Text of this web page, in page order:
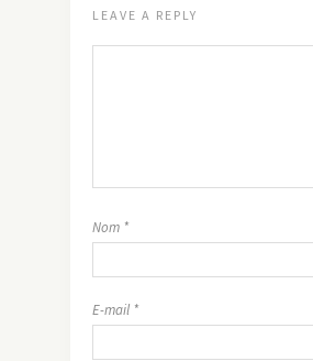
LEAVE A REPLY
Nom *
E-mail *